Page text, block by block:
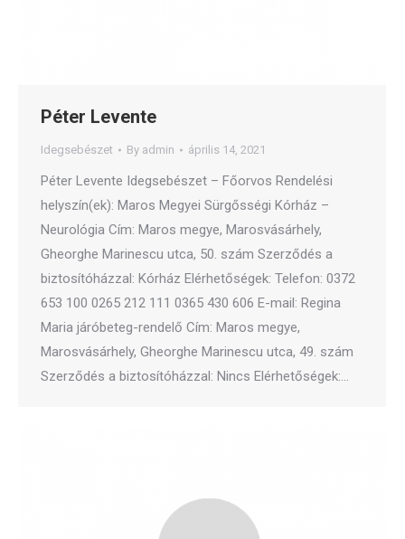
Péter Levente
Idegsebészet By admin április 14, 2021
Péter Levente Idegsebészet – Főorvos Rendelési
helyszín(ek): Maros Megyei Sürgősségi Kórház –
Neurológia Cím: Maros megye, Marosvásárhely,
Gheorghe Marinescu utca, 50. szám Szerződés a
biztosítóházzal: Kórház Elérhetőségek: Telefon: 0372
653 100 0265 212 111 0365 430 606 E-mail: Regina
Maria járóbeteg-rendelő Cím: Maros megye,
Marosvásárhely, Gheorghe Marinescu utca, 49. szám
Szerződés a biztosítóházzal: Nincs Elérhetőségek:…